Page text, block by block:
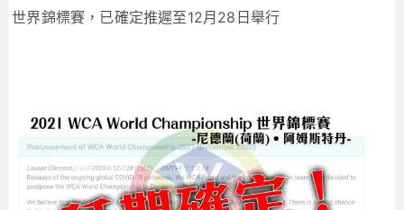
世界錦標賽，已確定推遲至12月28日舉行